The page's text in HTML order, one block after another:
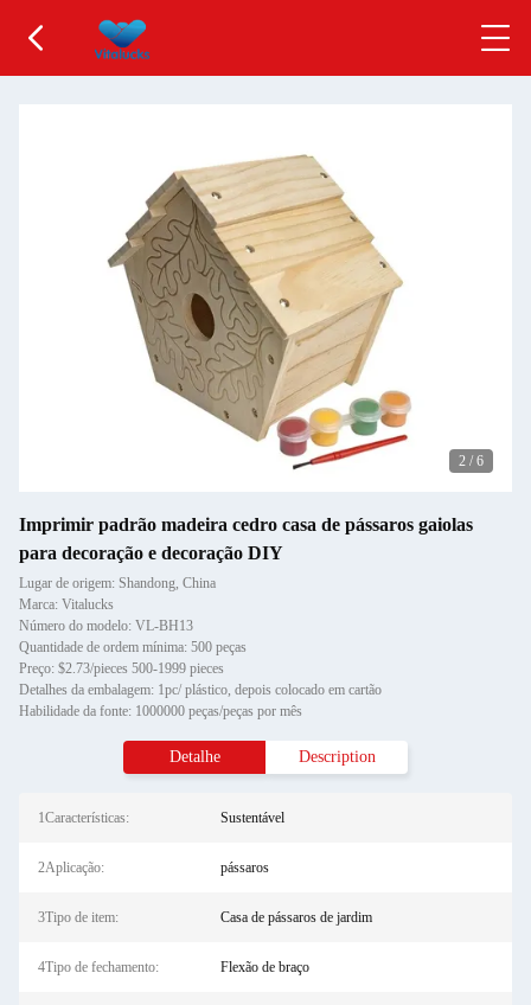
2 / 6
Imprimir padrão madeira cedro casa de pássaros gaiolas
para decoração e decoração DIY
Lugar de origem: Shandong, China
Marca: Vitalucks
Número do modelo: VL-BH13
Quantidade de ordem mínima: 500 peças
Preço: $2.73/pieces 500-1999 pieces
Detalhes da embalagem: 1pc/ plástico, depois colocado em cartão
Habilidade da fonte: 1000000 peças/peças por mês
Detalhe Description
1Características: Sustentável
2Aplicação: pássaros
3Tipo de item: Casa de pássaros de jardim
4Tipo de fechamento: Flexão de braço